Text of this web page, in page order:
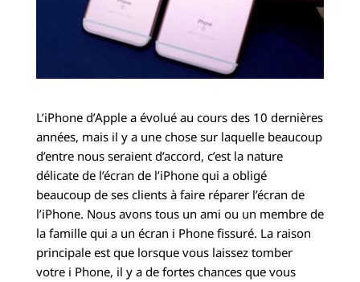
L’iPhone d’Apple a évolué au cours des 10 dernières
années, mais il y a une chose sur laquelle beaucoup
d’entre nous seraient d’accord, c’est la nature
délicate de l’écran de l’iPhone qui a obligé
beaucoup de ses clients à faire réparer l’écran de
l’iPhone. Nous avons tous un ami ou un membre de
la famille qui a un écran i Phone fissuré. La raison
principale est que lorsque vous laissez tomber
votre i Phone, il y a de fortes chances que vous